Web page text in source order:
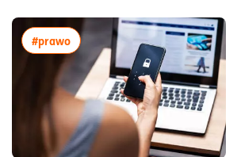
#prawowięcej artykułów z tagiem:#prawo